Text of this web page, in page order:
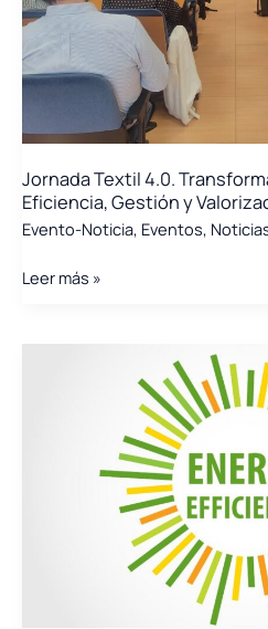
un
después
en
innovación
la
industria
intensiva
energía
Jornada Textil 4.0.
Eficiencia, Gestión y
Evento-Noticia, Eventos,
Jornada
Leer más »